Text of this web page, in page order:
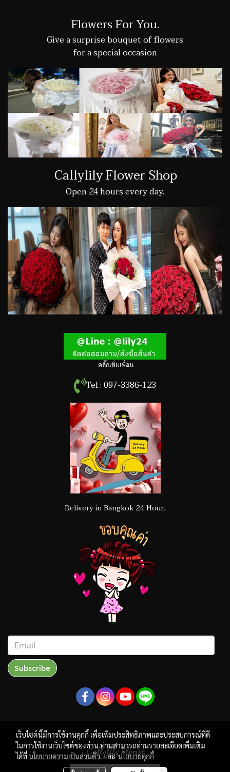
Flowers For You.
Give a surprise bouquet of flowers
for a special occasion
Callylily Flower Shop
Open 24 hours every day.
คลิ๊กเพิ่มเพื่อน
Tel : 097-3386-123
Delivery in Bangkok 24 Hour.
Subscribe
Callylily Florist
เว็บไซต์นี้มีการใช้งานคุกกี้ เพื่อเพิ่มประสิทธิภาพและประสบการณ์ที่ดี
ในการใช้งานเว็บไซต์ของท่าน ท่านสามารถอ่านรายละเอียดเพิ่มเติม
ได้ที่นโยบายความเป็นส่วนตัวและนโยบายคุกกี้